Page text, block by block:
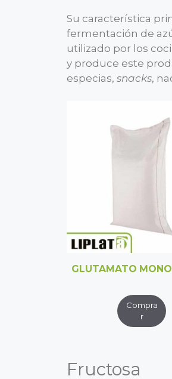
Su característica
fermentación de
utilizado por los
y produce este
especias, snacks,
GLUTAMATO
Fructosa